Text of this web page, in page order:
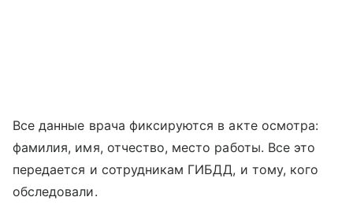
Все данные врача фиксируются в акте осмотра:
фамилия, имя, отчество, место работы. Все это
передается и сотрудникам ГИБДД, и тому, кого
обследовали.